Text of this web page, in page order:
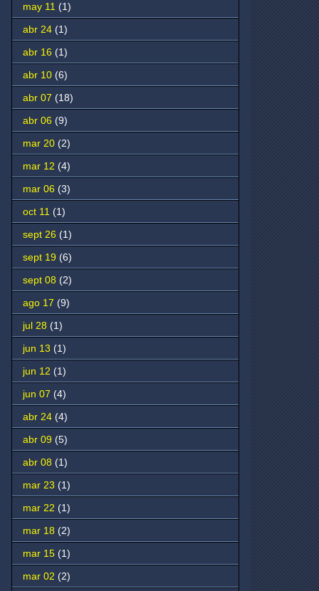
may 11 (1)
abr 24 (1)
abr 16 (1)
abr 10 (6)
abr 07 (18)
abr 06 (9)
mar 20 (2)
mar 12 (4)
mar 06 (3)
oct 11 (1)
sept 26 (1)
sept 19 (6)
sept 08 (2)
ago 17 (9)
jul 28 (1)
jun 13 (1)
jun 12 (1)
jun 07 (4)
abr 24 (4)
abr 09 (5)
abr 08 (1)
mar 23 (1)
mar 22 (1)
mar 18 (2)
mar 15 (1)
mar 02 (2)